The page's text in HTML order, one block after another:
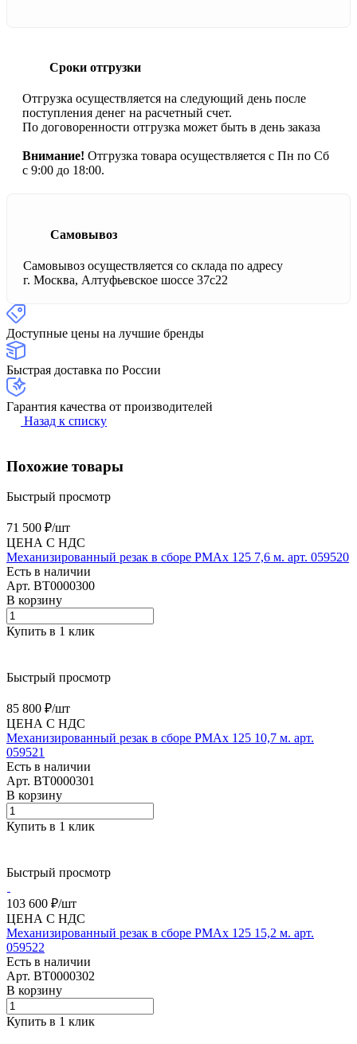
Сроки отгрузки
Отгрузка осуществляется на следующий день после
поступления денег на расчетный счет.
По договоренности отгрузка может быть в день заказа
Внимание! Отгрузка товара осуществляется с Пн по Сб
с 9:00 до 18:00.
Самовывоз
Самовывоз осуществляется со склада по адресу
г. Москва, Алтуфьевское шоссе 37с22
Доступные цены на лучшие бренды
Быстрая доставка по России
Гарантия качества от производителей
Назад к списку
Похожие товары
Быстрый просмотр
71 500 ₽/шт
ЦЕНА С НДС
Механизированный резак в сборе PMAx 125 7,6 м. арт. 059520
Есть в наличии
Арт. BT0000300
В корзину
Купить в 1 клик
Быстрый просмотр
85 800 ₽/шт
ЦЕНА С НДС
Механизированный резак в сборе PMAx 125 10,7 м. арт.
059521
Есть в наличии
Арт. BT0000301
В корзину
Купить в 1 клик
Быстрый просмотр
103 600 ₽/шт
ЦЕНА С НДС
Механизированный резак в сборе PMAx 125 15,2 м. арт.
059522
Есть в наличии
Арт. BT0000302
В корзину
Купить в 1 клик